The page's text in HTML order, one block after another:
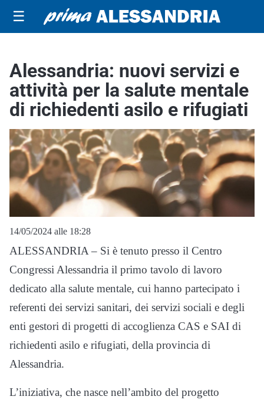
☰
Alessandria: nuovi servizi e
attività per la salute mentale
di richiedenti asilo e rifugiati
14/05/2024 alle 18:28
ALESSANDRIA – Si è tenuto presso il Centro
Congressi Alessandria il primo tavolo di lavoro
dedicato alla salute mentale, cui hanno partecipato i
referenti dei servizi sanitari, dei servizi sociali e degli
enti gestori di progetti di accoglienza CAS e SAI di
richiedenti asilo e rifugiati, della provincia di
Alessandria.
L’iniziativa, che nasce nell’ambito del progetto